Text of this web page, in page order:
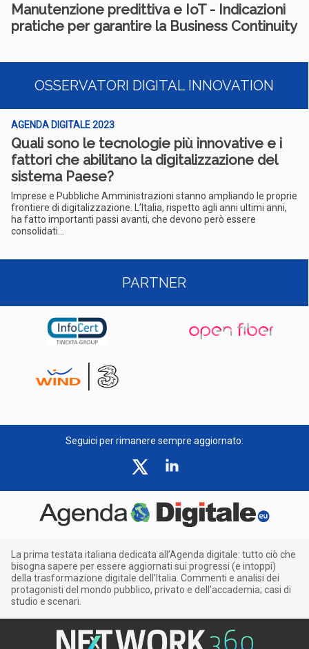
Manutenzione predittiva e IoT - Indicazioni
pratiche per garantire la Business Continuity
OSSERVATORI DIGITAL INNOVATION
AGENDA DIGITALE 2023
Quali sono le tecnologie più innovative e i
fattori che abilitano la digitalizzazione del
sistema Paese?
Imprese e Pubbliche Amministrazioni stanno ampliando le proprie
frontiere di digitalizzazione. L’Italia, rispetto agli anni ultimi anni,
ha fatto importanti passi avanti, che devono però essere
consolidati...
PARTNER
Seguici per rimanere sempre aggiornato:
La prima testata italiana dedicata all’Agenda digitale: tutto ciò che
bisogna sapere per essere aggiornati sui progressi (e intoppi)
della trasformazione digitale dell’Italia. Commenti e analisi dei
protagonisti del mondo pubblico, privato e dell’accademia; casi di
studio e scenari.